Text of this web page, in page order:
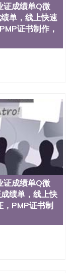
证成绩单Q微
单，线上快速
证书制作，
证成绩单Q微
绩单，线上快
，PMP证书制